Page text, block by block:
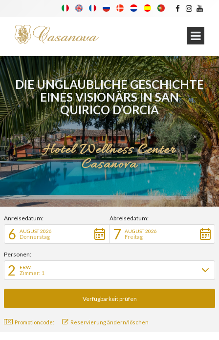
DIE UNGLAUBLICHE GESCHICHTE
EINES VISIONÄRS IN SAN
QUIRICO D’ORCIA
Hotel Wellness Center
Casanova
Anreisedatum:
6 AUGUST 2026
Donnerstag
Abreisedatum:
7 AUGUST 2026
Freitag
Personen:
2 ERW.:
Zimmer: 1
Promotioncode: Reservierung ändern/löschen